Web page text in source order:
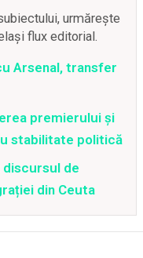
urmărește
flux editorial.
Arsenal, transfer
premierului și
stabilitate politică
de
din Ceuta